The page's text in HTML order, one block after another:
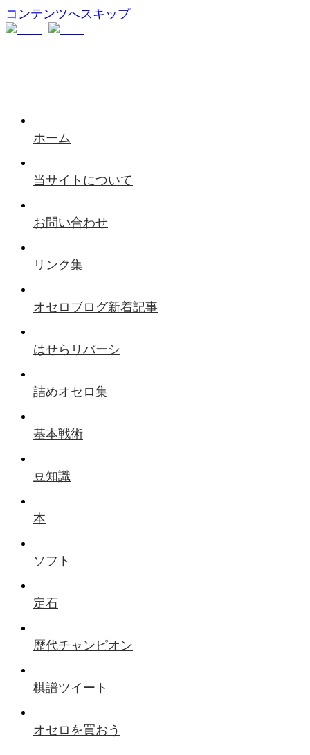
コンテンツへスキップ
ホーム
当サイトについて
お問い合わせ
リンク集
オセロブログ新着記事
はせらリバーシ
詰めオセロ集
基本戦術
豆知識
本
ソフト
定石
歴代チャンピオン
棋譜ツイート
オセロを買おう